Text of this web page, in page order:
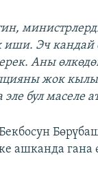
Эч кандай
Аны
жок
бул маселе
ашканда гана